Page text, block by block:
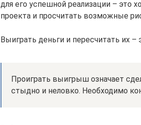
для его успешной реализации – это
проекта и просчитать возможные
Выиграть деньги и пересчитать их
Проиграть выигрыш означает
стыдно и неловко. Необходимо